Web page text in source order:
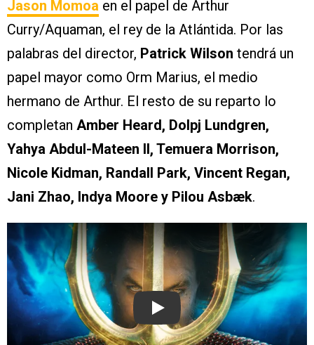
Jason Momoa en el papel de Arthur
Curry/Aquaman, el rey de la Atlántida. Por las
palabras del director, Patrick Wilson tendrá un
papel mayor como Orm Marius, el medio
hermano de Arthur. El resto de su reparto lo
completan Amber Heard, Dolpj Lundgren,
Yahya Abdul-Mateen II, Temuera Morrison,
Nicole Kidman, Randall Park, Vincent Regan,
Jani Zhao, Indya Moore y Pilou Asbæk.
Play